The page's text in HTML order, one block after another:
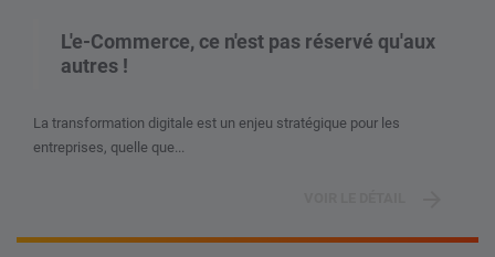
L'e-Commerce, ce n'est pas réservé qu'aux
autres !
La transformation digitale est un enjeu stratégique pour les
entreprises, quelle que...